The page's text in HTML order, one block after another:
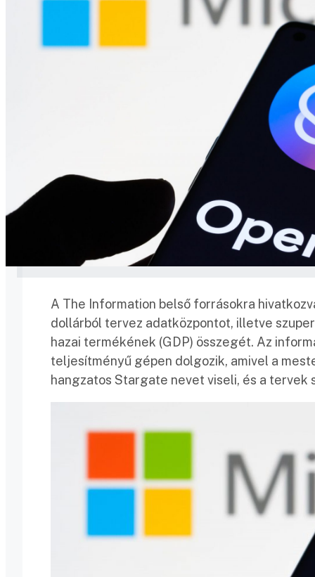
A The Information belső forrásokra
dollárból tervez adatközpontot, illetve
hazai termékének (GDP) összegét. Az
teljesítményű gépen dolgozik, amivel a
hangzatos Stargate nevet viseli, és a